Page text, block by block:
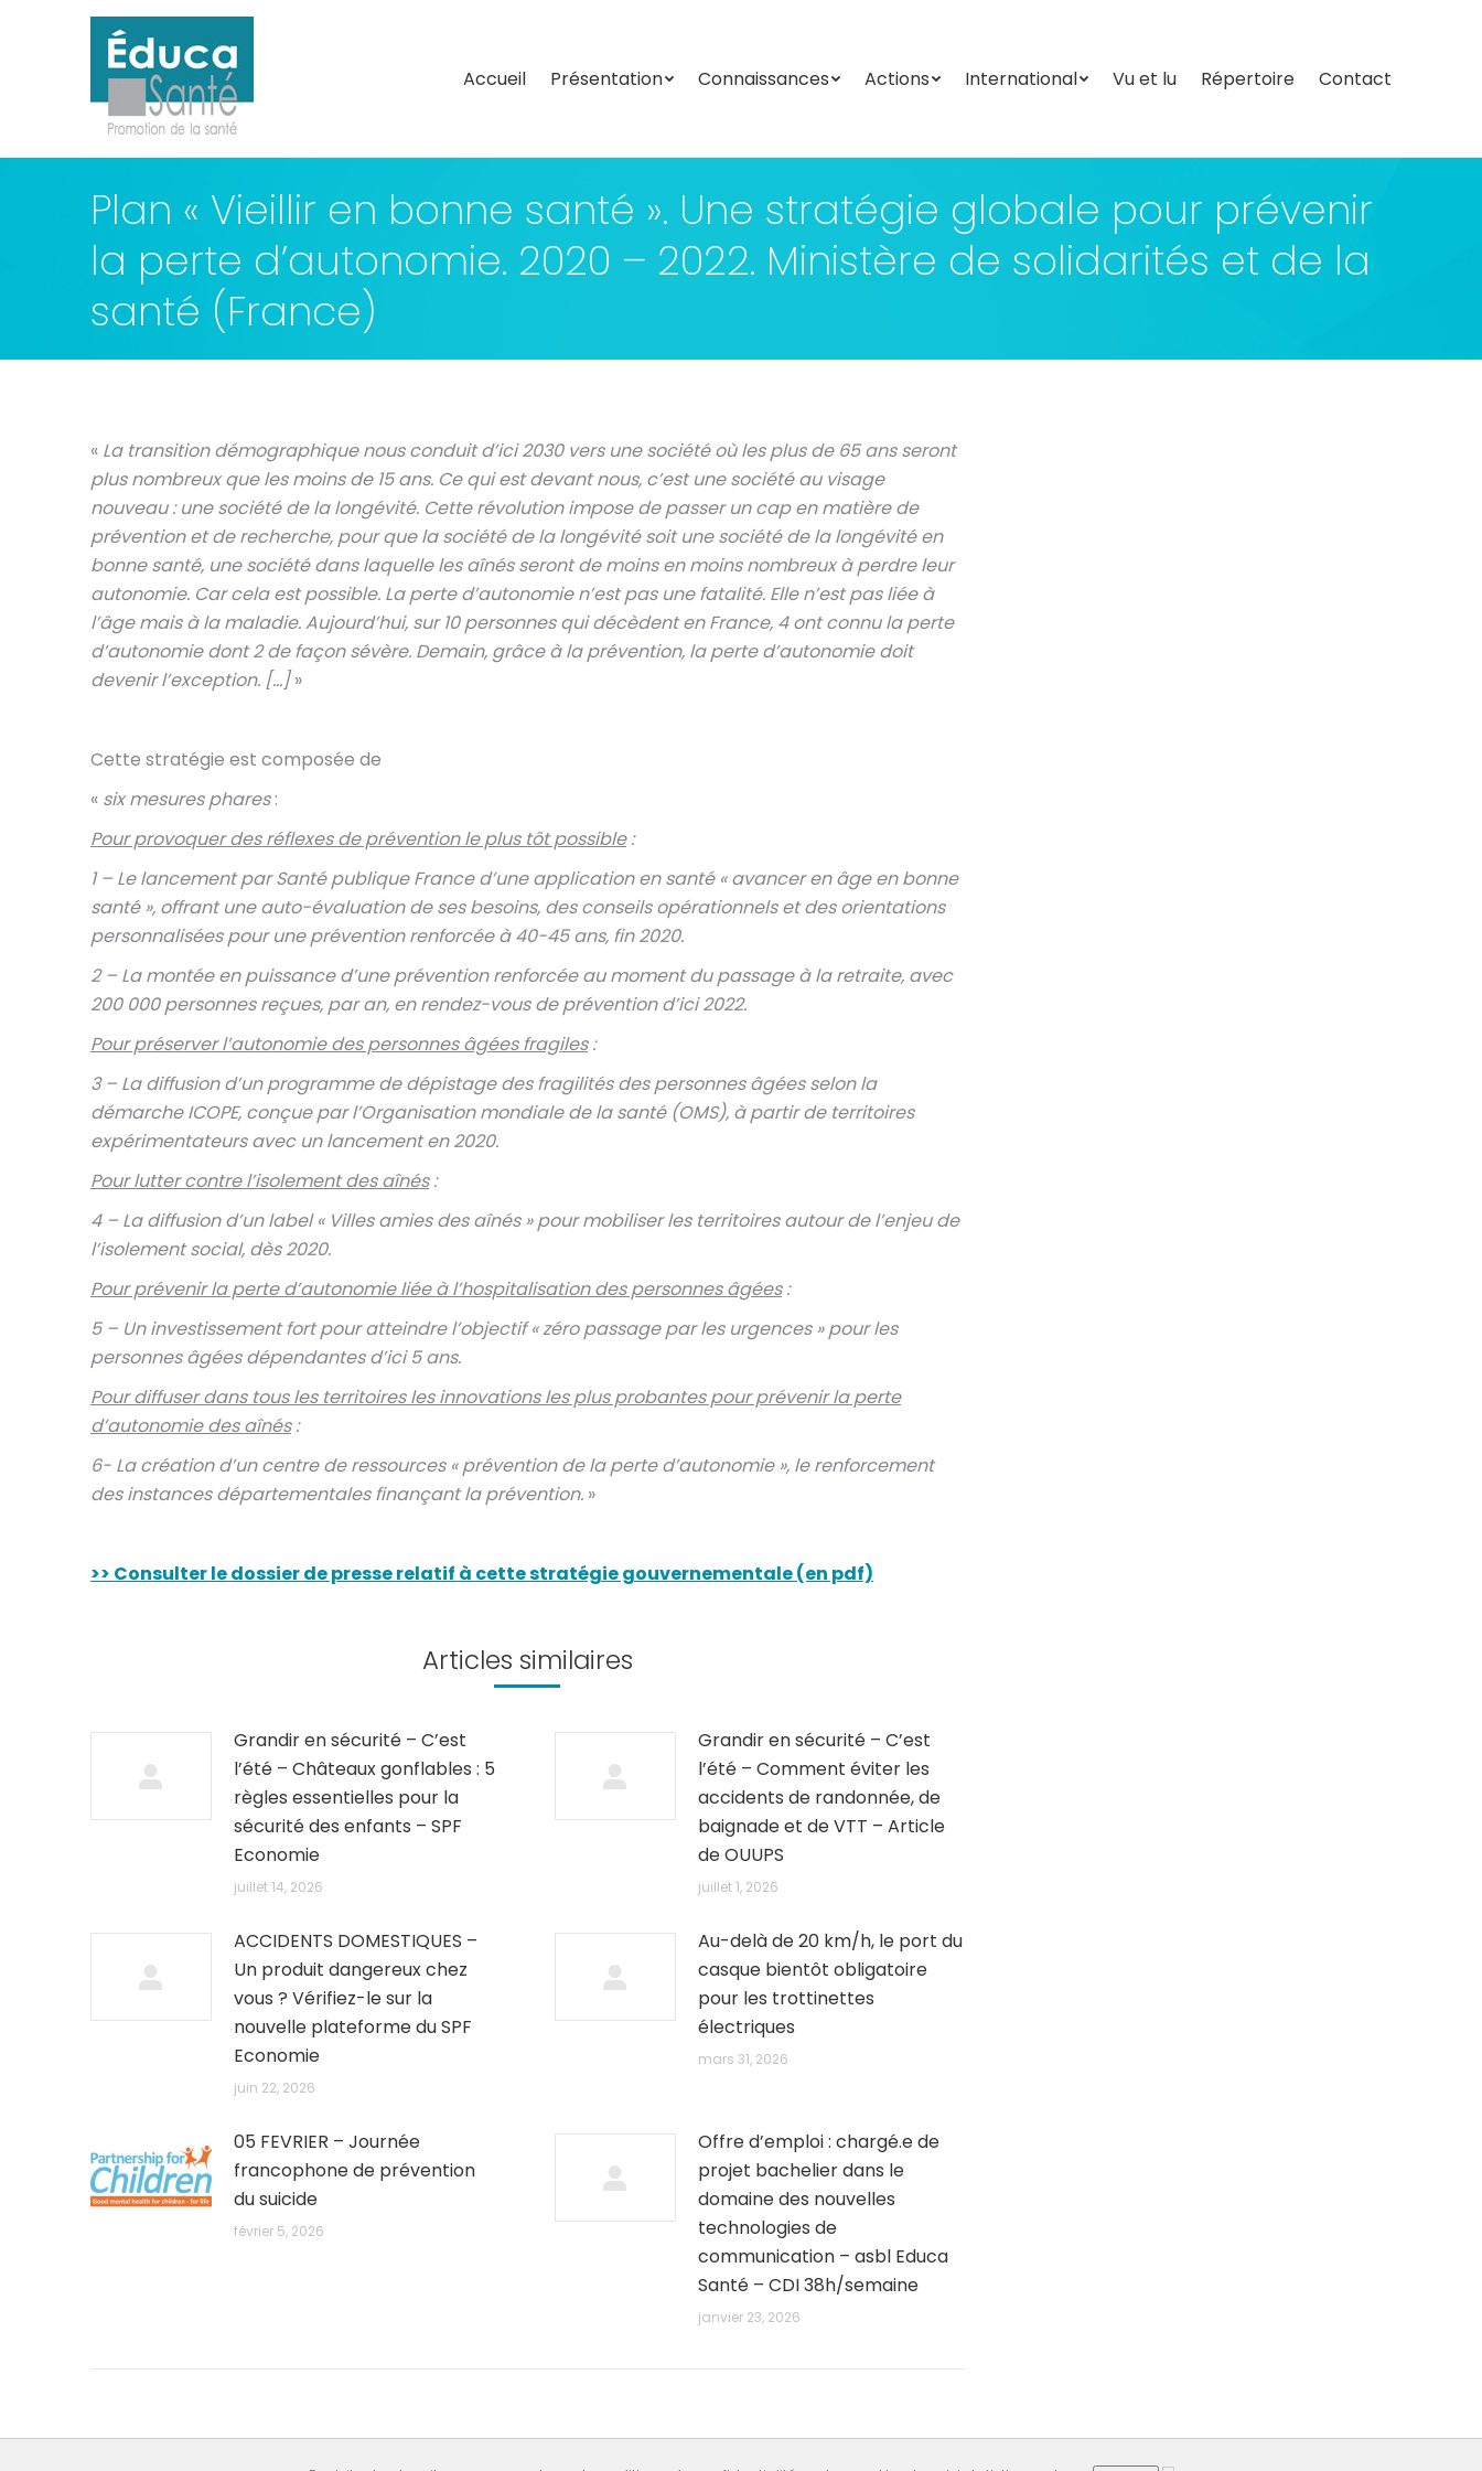
Accueil Présentation Connaissances Actions International Vu et lu Répertoire Contact
Plan « Vieillir en bonne santé ». Une stratégie globale pour prévenir
la perte d’autonomie. 2020 – 2022. Ministère de solidarités et de la
santé (France)
« La transition démographique nous conduit d’ici 2030 vers une société où les plus de 65 ans seront
plus nombreux que les moins de 15 ans. Ce qui est devant nous, c’est une société au visage
nouveau : une société de la longévité. Cette révolution impose de passer un cap en matière de
prévention et de recherche, pour que la société de la longévité soit une société de la longévité en
bonne santé, une société dans laquelle les aînés seront de moins en moins nombreux à perdre leur
autonomie. Car cela est possible. La perte d’autonomie n’est pas une fatalité. Elle n’est pas liée à
l’âge mais à la maladie. Aujourd’hui, sur 10 personnes qui décèdent en France, 4 ont connu la perte
d’autonomie dont 2 de façon sévère. Demain, grâce à la prévention, la perte d’autonomie doit
devenir l’exception. […]»
Cette stratégie est composée de
« six mesures phares:
Pour provoquer des réflexes de prévention le plus tôt possible:
1 – Le lancement par Santé publique France d’une application en santé « avancer en âge en bonne
santé », offrant une auto-évaluation de ses besoins, des conseils opérationnels et des orientations
personnalisées pour une prévention renforcée à 40-45 ans, fin 2020.
2 – La montée en puissance d’une prévention renforcée au moment du passage à la retraite, avec
200 000 personnes reçues, par an, en rendez-vous de prévention d’ici 2022.
Pour préserver l’autonomie des personnes âgées fragiles:
3 – La diffusion d’un programme de dépistage des fragilités des personnes âgées selon la
démarche ICOPE, conçue par l’Organisation mondiale de la santé (OMS), à partir de territoires
expérimentateurs avec un lancement en 2020.
Pour lutter contre l’isolement des aînés:
4 – La diffusion d’un label « Villes amies des aînés » pour mobiliser les territoires autour de l’enjeu de
l’isolement social, dès 2020.
Pour prévenir la perte d’autonomie liée à l’hospitalisation des personnes âgées:
5 – Un investissement fort pour atteindre l’objectif « zéro passage par les urgences » pour les
personnes âgées dépendantes d’ici 5 ans.
Pour diffuser dans tous les territoires les innovations les plus probantes pour prévenir la perte
d’autonomie des aînés:
6- La création d’un centre de ressources « prévention de la perte d’autonomie », le renforcement
des instances départementales finançant la prévention. »
>> Consulter le dossier de presse relatif à cette stratégie gouvernementale (en pdf)
Articles similaires
Grandir en sécurité – C’est
l’été – Châteaux gonflables : 5
règles essentielles pour la
sécurité des enfants – SPF
Economie
juillet 14, 2026
Grandir en sécurité – C’est
l’été – Comment éviter les
accidents de randonnée, de
baignade et de VTT – Article
de OUUPS
juillet 1, 2026
ACCIDENTS DOMESTIQUES –
Un produit dangereux chez
vous ? Vérifiez-le sur la
nouvelle plateforme du SPF
Economie
juin 22, 2026
Au-delà de 20 km/h, le port du
casque bientôt obligatoire
pour les trottinettes
électriques
mars 31, 2026
05 FEVRIER – Journée
francophone de prévention
du suicide
février 5, 2026
Offre d’emploi : chargé.e de
projet bachelier dans le
domaine des nouvelles
technologies de
communication – asbl Educa
Santé – CDI 38h/semaine
janvier 23, 2026